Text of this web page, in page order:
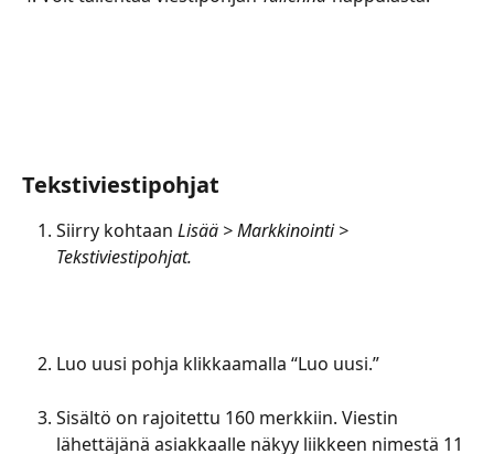
Tekstiviestipohjat
Siirry kohtaan Lisää > Markkinointi >
Tekstiviestipohjat.
Luo uusi pohja klikkaamalla “Luo uusi.”
Sisältö on rajoitettu 160 merkkiin. Viestin
lähettäjänä asiakkaalle näkyy liikkeen nimestä 11